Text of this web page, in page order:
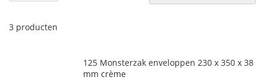
3 producten
125 Monsterzak enveloppen 230 x 350 x 38
mm crème